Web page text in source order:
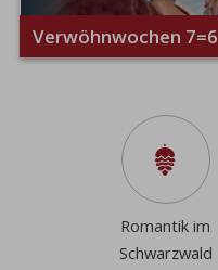
Verwöhnwochen 7=6
Romantik im
Schwarzwald